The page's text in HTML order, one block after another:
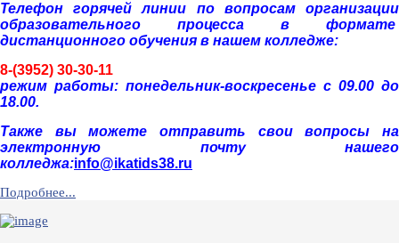
Телефон горячей линии по вопросам организации
образовательного процесса в формате
дистанционного обучения в нашем колледже:
8-(3952) 30-30-11
режим работы: понедельник-воскресенье с 09.00 до
18.00.
Также вы можете отправить свои вопросы на
электронную почту нашего
колледжа:info@ikatids38.ru
Подробнее...